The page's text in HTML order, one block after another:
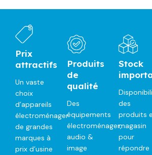
Prix
attractifs
Un vaste
choix
d’appareils
électroménager
de grandes
marques à
prix d’usine
Produits
de
qualité
Des
équipements
électroménager,
audio &
image
Stock
des
produits
magasin
pour
répondre